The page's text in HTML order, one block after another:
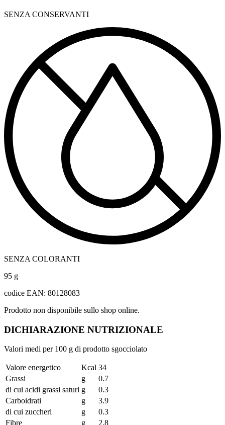
SENZA CONSERVANTI
SENZA COLORANTI
95 g
codice EAN: 80128083
Prodotto non disponibile sullo shop online.
DICHIARAZIONE NUTRIZIONALE
Valori medi per 100 g di prodotto sgocciolato
Valore energetico Kcal 34
Grassi
g
0.7
di cui acidi grassi saturi g
0.3
Carboidrati
g
3.9
di cui zuccheri
g
0.3
Fibre
g 2.8